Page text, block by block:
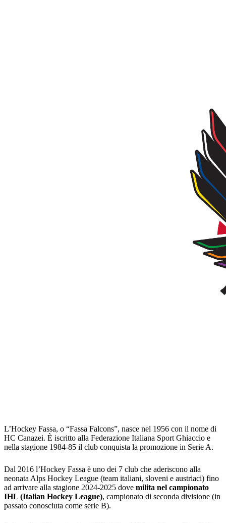
L’Hockey Fassa, o “Fassa Falcons”, nasce nel 1956 con il nome di
HC Canazei. È iscritto alla Federazione Italiana Sport Ghiaccio e
nella stagione 1984-85 il club conquista la promozione in Serie A.
Dal 2016 l’Hockey Fassa è uno dei 7 club che aderiscono alla
neonata Alps Hockey League (team italiani, sloveni e austriaci) fino
ad arrivare alla stagione 2024-2025 dove milita nel campionato
IHL (Italian Hockey League), campionato di seconda divisione (in
passato conosciuta come serie B).